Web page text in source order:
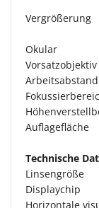
Vergrößerung
Okular
Vorsatzobjektiv
Arbeitsabstand
Auflagefläche
Technische
Linsengröße
Displaychip
Horizontale